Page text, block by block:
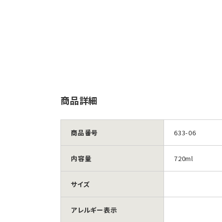
商品詳細
商品番号 633-06
内容量 720ml
サイズ
アレルギー表示